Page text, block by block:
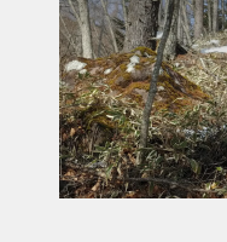
① ~哺乳類編~】